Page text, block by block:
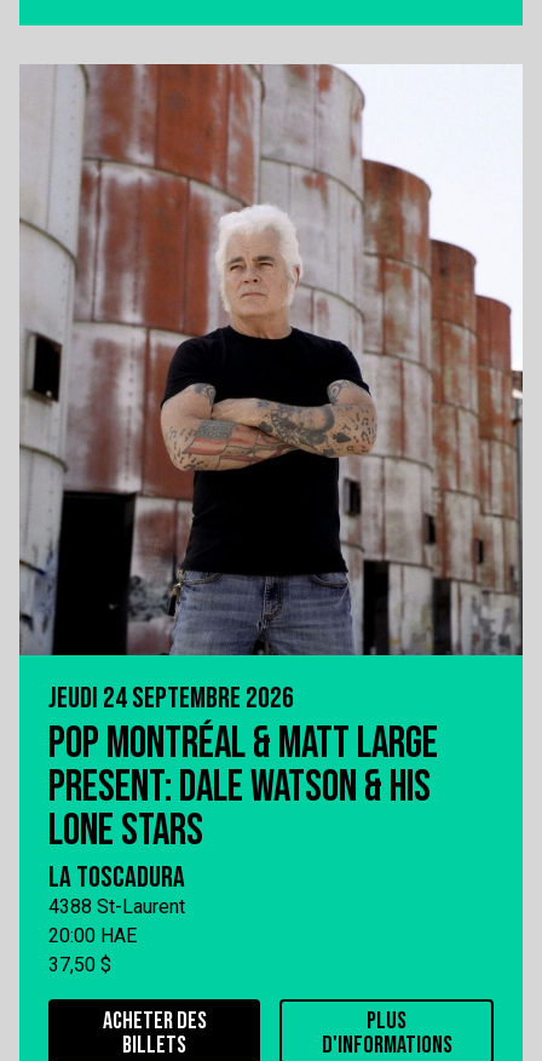
JEUDI 24 SEPTEMBRE 2026
POP MONTRÉAL & MATT LARGE
PRESENT: DALE WATSON & HIS
LONE STARS
LA TOSCADURA
4388 St-Laurent
20:00 HAE
37,50 $
ACHETER DES
BILLETS
PLUS
D'INFORMATIONS